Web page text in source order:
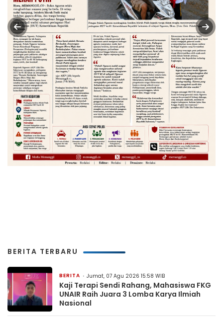
BERITA TERBARU
BERITA Jumat, 07 Agu 2026 15:58 WIB
Kaji Terapi Sendi Rahang, Mahasiswa FKG
UNAIR Raih Juara 3 Lomba Karya Ilmiah
Nasional